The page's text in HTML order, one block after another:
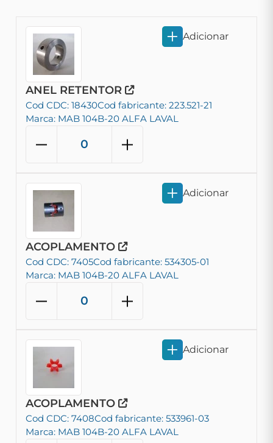
ANEL RETENTOR
Cod CDC: 18430Cod fabricante: 223.521-21
Marca: MAB 104B-20 ALFA LAVAL
Adicionar
ACOPLAMENTO
Cod CDC: 7405Cod fabricante: 534305-01
Marca: MAB 104B-20 ALFA LAVAL
Adicionar
ACOPLAMENTO
Cod CDC: 7408Cod fabricante: 533961-03
Marca: MAB 104B-20 ALFA LAVAL
Adicionar